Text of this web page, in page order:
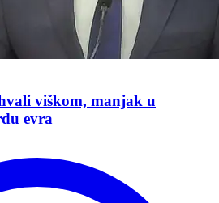
viškom, manjak u
evra